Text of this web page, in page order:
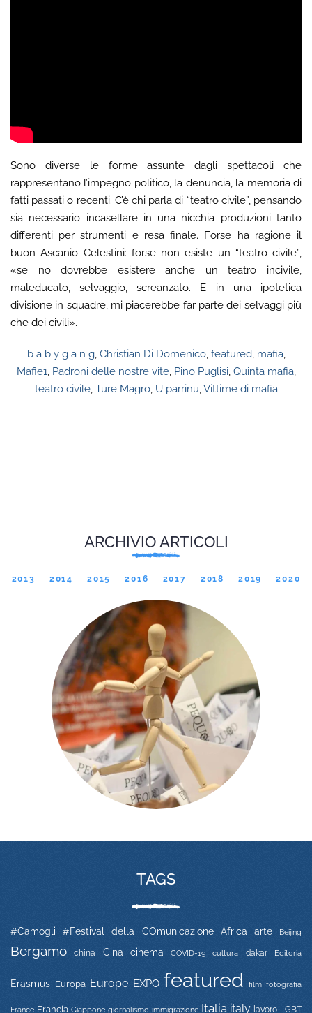
Sono diverse le forme assunte dagli spettacoli che
rappresentano l’impegno politico, la denuncia, la memoria di
fatti passati o recenti. C’è chi parla di “teatro civile”, pensando
sia necessario incasellare in una nicchia produzioni tanto
differenti per strumenti e resa finale. Forse ha ragione il
buon Ascanio Celestini: forse non esiste un “teatro civile”,
«se no dovrebbe esistere anche un teatro incivile,
maleducato, selvaggio, screanzato. E in una ipotetica
divisione in squadre, mi piacerebbe far parte dei selvaggi più
che dei civili».
b a b y g a n g, Christian Di Domenico, featured, mafia,
Mafie1, Padroni delle nostre vite, Pino Puglisi, Quinta mafia,
teatro civile, Ture Magro, U parrinu,Vittime di mafia
ARCHIVIO ARTICOLI
2013 2014 2015 2016 2017 2018 2019 2020
TAGS
#Camogli #Festival della COmunicazione Africa arte Beijing
Bergamo china Cina cinema COVID-19 cultura dakar Editoria
Erasmus Europa Europe EXPO featured film fotografia
France Francia Giappone giornalismo immigrazione Italia italy lavoro LGBT